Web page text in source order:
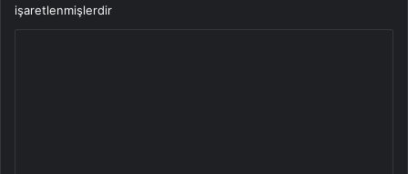
işaretlenmişlerdir